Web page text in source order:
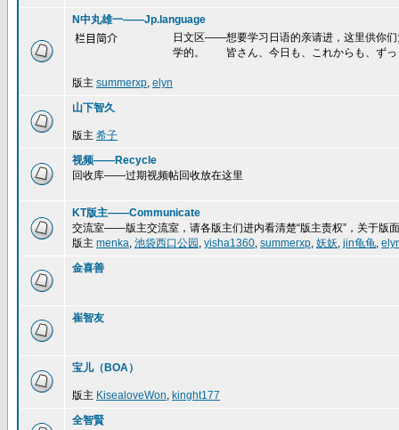
N中丸雄一——Jp.language
栏目简介
日文区——想要学习日语的亲请进，这里供你
学的。 皆さん、今日も、これからも、ずっ
版主 summerxp, elyn
山下智久
版主 希子
视频——Recycle
回收库——过期视频帖回收放在这里
KT版主——Communicate
交流室——版主交流室，请各版主们进内看清楚“版主责权”，关于版
版主 menka, 池袋西口公园 , yisha1360, summerxp, 妖妖, jin龟龟,
金喜善
崔智友
宝儿（BOA）
版主 KisealoveWon, kinght177
全智賢